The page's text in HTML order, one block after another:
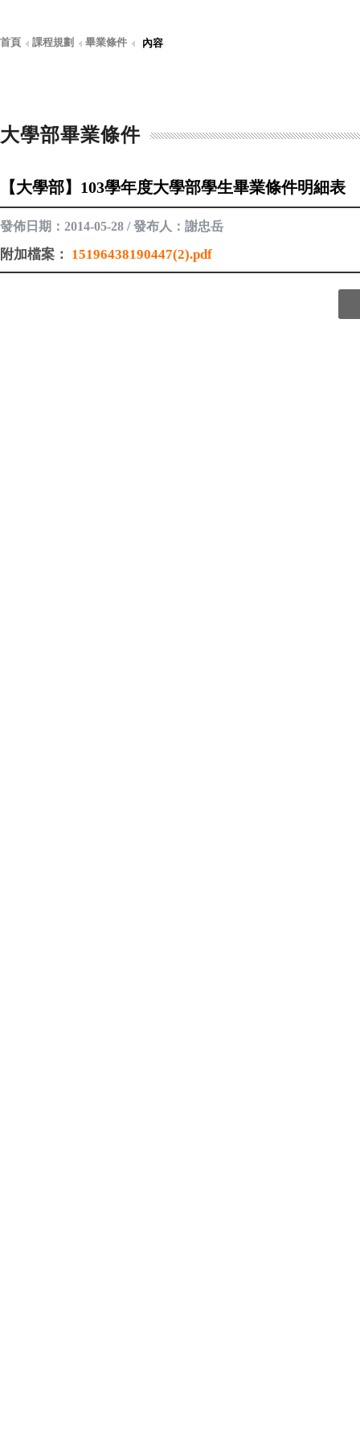
首頁 課程規劃 畢業條件 內容
大學部畢業條件
【大學部】103學年度大學部學生畢業條件明細表
發佈日期：2014-05-28 / 發布人：謝忠岳
附加檔案： 15196438190447(2).pdf